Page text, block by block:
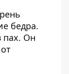
бедра.
пах. Он